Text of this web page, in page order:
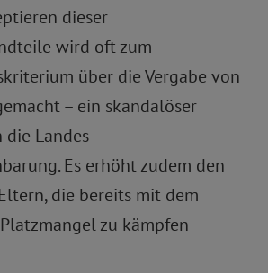
dieser
wird oft zum
über die Vergabe von
– ein skandalöser
die Landes-
Es erhöht zudem den
die bereits mit dem
zu kämpfen